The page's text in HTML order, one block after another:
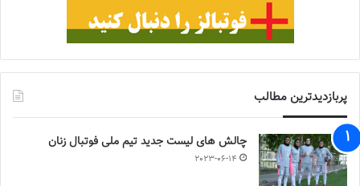
پربازدیدترین مطالب
چالش هاى ليست جدید تيم ملى فوتبال زنان
2023-06-14